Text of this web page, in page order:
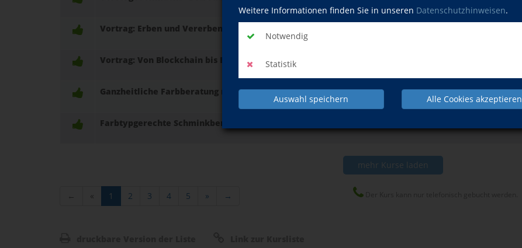
Weitere Informationen finden Sie in unseren Datenschutzhinweisen.
Notwendig
Statistik
Auswahl speichern Alle Cookies akzeptieren
Vortrag: Erben und Vererben
Vortrag: Von Blockchain bis Bitcoin - Ein Blick hinter die Kulissen von Kryptowährungen
Ganzheitliche Farbberatung nach der "13-Jahreszeiten"-Typologie - Farbe zieht an!
Farbtypgerechte Schminkberatung - Typgerechtes Schminken, gewusst wie?
mehr Kurse laden
← « 1 2 3 4 5 » →